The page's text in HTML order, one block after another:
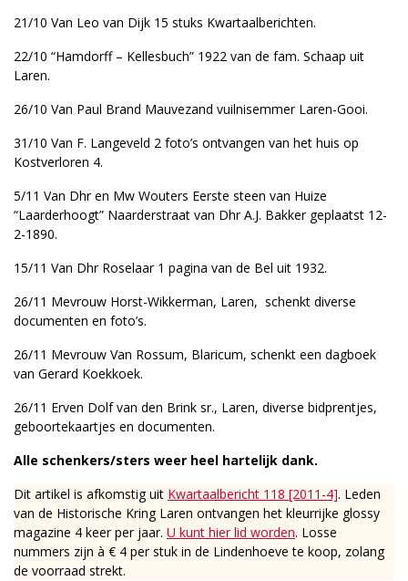
21/10 Van Leo van Dijk 15 stuks Kwartaalberichten.
22/10 “Hamdorff – Kellesbuch” 1922 van de fam. Schaap uit
Laren.
26/10 Van Paul Brand Mauvezand vuilnisemmer Laren-Gooi.
31/10 Van F. Langeveld 2 foto’s ontvangen van het huis op
Kostverloren 4.
5/11 Van Dhr en Mw Wouters Eerste steen van Huize
“Laarderhoogt” Naarderstraat van Dhr A.J. Bakker geplaatst 12-
2-1890.
15/11 Van Dhr Roselaar 1 pagina van de Bel uit 1932.
26/11 Mevrouw Horst-Wikkerman, Laren, schenkt diverse
documenten en foto’s.
26/11 Mevrouw Van Rossum, Blaricum, schenkt een dagboek
van Gerard Koekkoek.
26/11 Erven Dolf van den Brink sr., Laren, diverse bidprentjes,
geboortekaartjes en documenten.
Alle schenkers/sters weer heel hartelijk dank.
Dit artikel is afkomstig uit Kwartaalbericht 118 [2011-4]. Leden
van de Historische Kring Laren ontvangen het kleurrijke glossy
magazine 4 keer per jaar. U kunt hier lid worden. Losse
nummers zijn à € 4 per stuk in de Lindenhoeve te koop, zolang
de voorraad strekt.